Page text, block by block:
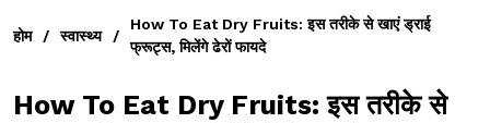
होम / स्वास्थ्य /
How To Eat Dry Fruits: इस तरीके से खाएं ड्राई
फ्रूट्स, मिलेंगे ढेरों फायदे
How To Eat Dry Fruits: इस तरीके से